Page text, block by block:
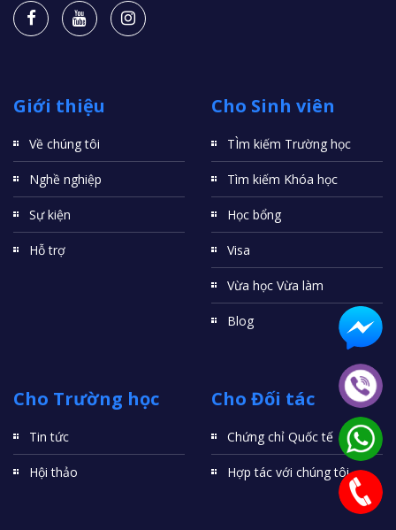
Giới thiệu
Về chúng tôi
Nghề nghiệp
Sự kiện
Hỗ trợ
Cho Sinh viên
TÌm kiếm Trường học
Tìm kiếm Khóa học
Học bổng
Visa
Vừa học Vừa làm
Blog
Cho Trường học
Tin tức
Hội thảo
Cho Đối tác
Chứng chỉ Quốc tế
Hợp tác với chúng tôi